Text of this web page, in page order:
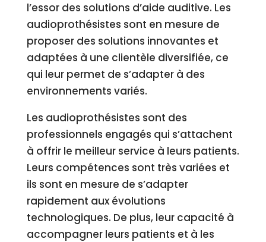
l’essor des solutions d’aide auditive. Les
audioprothésistes sont en mesure de
proposer des solutions innovantes et
adaptées à une clientèle diversifiée, ce
qui leur permet de s’adapter à des
environnements variés.
Les audioprothésistes sont des
professionnels engagés qui s’attachent
à offrir le meilleur service à leurs patients.
Leurs compétences sont très variées et
ils sont en mesure de s’adapter
rapidement aux évolutions
technologiques. De plus, leur capacité à
accompagner leurs patients et à les